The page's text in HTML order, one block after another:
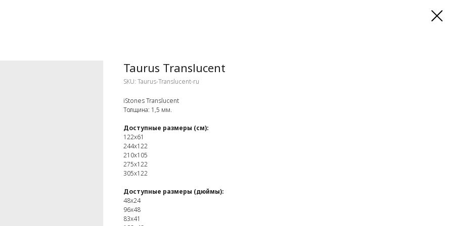
Taurus Translucent
SKU: Taurus-Translucent-ru
iStones Translucent
Толщина: 1,5 мм.
Доступные размеры (см):
122x61
244x122
210x105
275x122
305x122
Доступные размеры (дюймы):
48x24
96x48
83x41